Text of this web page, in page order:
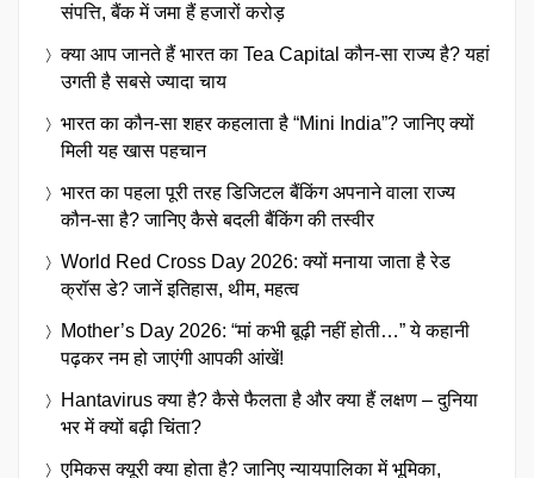
संपत्ति, बैंक में जमा हैं हजारों करोड़
क्या आप जानते हैं भारत का Tea Capital कौन-सा राज्य है? यहां
उगती है सबसे ज्यादा चाय
भारत का कौन-सा शहर कहलाता है “Mini India”? जानिए क्यों
मिली यह खास पहचान
भारत का पहला पूरी तरह डिजिटल बैंकिंग अपनाने वाला राज्य
कौन-सा है? जानिए कैसे बदली बैंकिंग की तस्वीर
World Red Cross Day 2026: क्यों मनाया जाता है रेड
क्रॉस डे? जानें इतिहास, थीम, महत्व
Mother’s Day 2026: “मां कभी बूढ़ी नहीं होती…” ये कहानी
पढ़कर नम हो जाएंगी आपकी आंखें!
Hantavirus क्या है? कैसे फैलता है और क्या हैं लक्षण – दुनिया
भर में क्यों बढ़ी चिंता?
एमिकस क्यूरी क्या होता है? जानिए न्यायपालिका में भूमिका,